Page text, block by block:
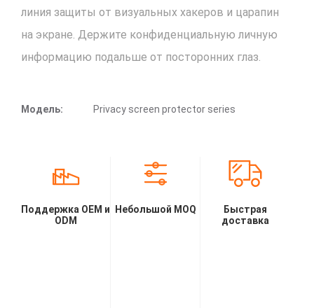
линия защиты от визуальных хакеров и царапин
на экране. Держите конфиденциальную личную
информацию подальше от посторонних глаз.
Модель: Privacy screen protector series
Поддержка OEM и
ODM
Небольшой MOQ
Быстрая
доставка